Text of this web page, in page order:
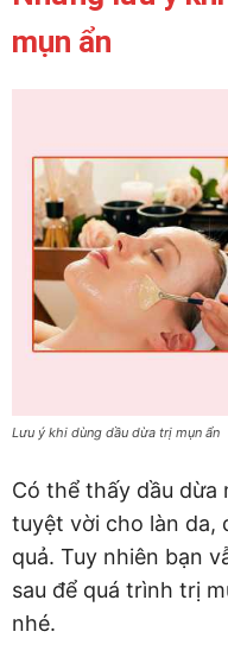
mụn ẩn
Lưu ý khi dùng dầu dừa trị mụn ẩn
Có thể thấy dầu dừa
tuyệt vời cho làn da,
quả. Tuy nhiên bạn
sau để quá trình trị
nhé.